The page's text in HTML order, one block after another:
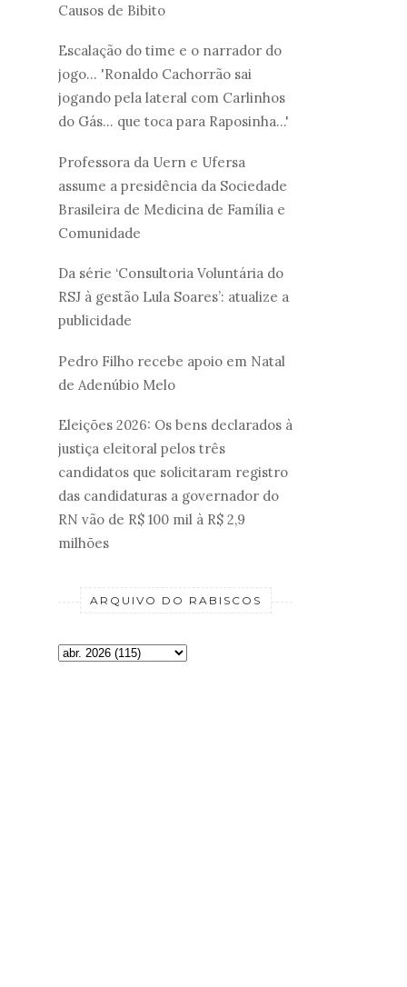
Causos de Bibito
Escalação do time e o narrador do
jogo... 'Ronaldo Cachorrão sai
jogando pela lateral com Carlinhos
do Gás... que toca para Raposinha...'
Professora da Uern e Ufersa
assume a presidência da Sociedade
Brasileira de Medicina de Família e
Comunidade
Da série ‘Consultoria Voluntária do
RSJ à gestão Lula Soares’: atualize a
publicidade
Pedro Filho recebe apoio em Natal
de Adenúbio Melo
Eleições 2026: Os bens declarados à
justiça eleitoral pelos três
candidatos que solicitaram registro
das candidaturas a governador do
RN vão de R$ 100 mil à R$ 2,9
milhões
ARQUIVO DO RABISCOS